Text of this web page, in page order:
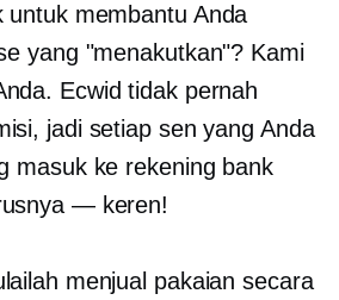
untuk membantu Anda
yang "menakutkan"? Kami
Ecwid tidak pernah
jadi setiap sen yang Anda
masuk ke rekening bank
— keren!
menjual pakaian secara